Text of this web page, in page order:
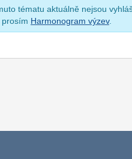
tématu aktuálně nejsou
prosím Harmonogram výzev.